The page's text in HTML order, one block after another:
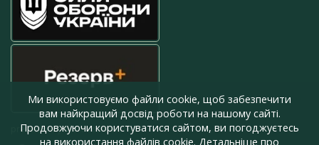
press@armyinform.com.ua
Ми використовуємо файли cookie, щоб забезпечити
вам найкращий досвід роботи на нашому сайті.
Продовжуючи користуватися сайтом, ви погоджуєтесь
на використання файлів cookie. Детальніше про